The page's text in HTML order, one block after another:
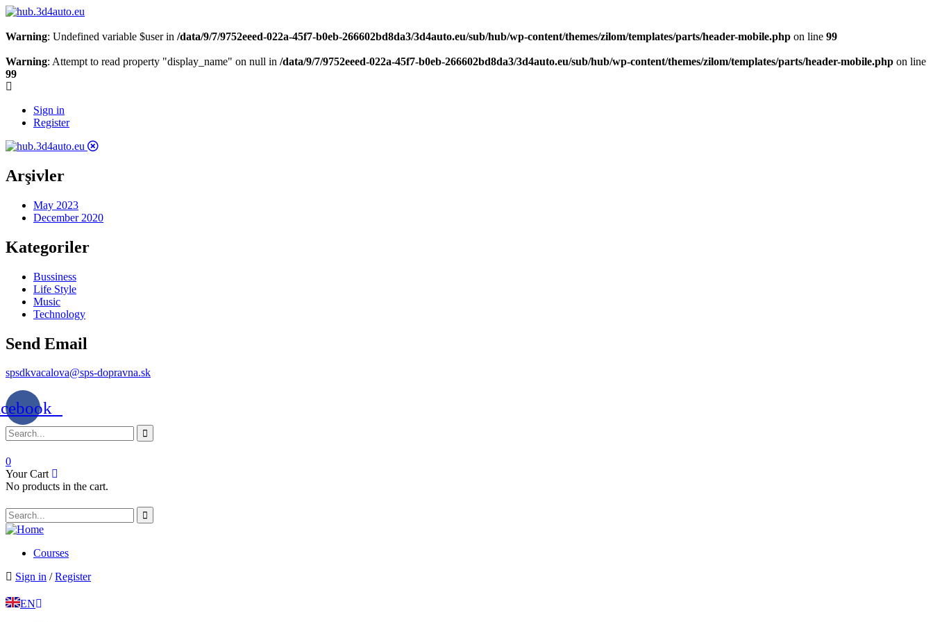
Warning: Undefined variable $user in /data/9/7/9752eeed-022a-45f7-b0eb-266602bd8da3/3d4auto.eu/sub/hub/wp-content/themes/zilom/templates/parts/header-mobile.php on line 99
Warning: Attempt to read property "display_name" on null in /data/9/7/9752eeed-022a-45f7-b0eb-266602bd8da3/3d4auto.eu/sub/hub/wp-content/themes/zilom/templates/parts/header-mobile.php on line
99
Sign in
Register
Arşivler
May 2023
December 2020
Kategoriler
Bussiness
Life Style
Music
Technology
Send Email
spsdkvacalova@sps-dopravna.sk
0
Your Cart
No products in the cart.
Courses
Sign in / Register
EN